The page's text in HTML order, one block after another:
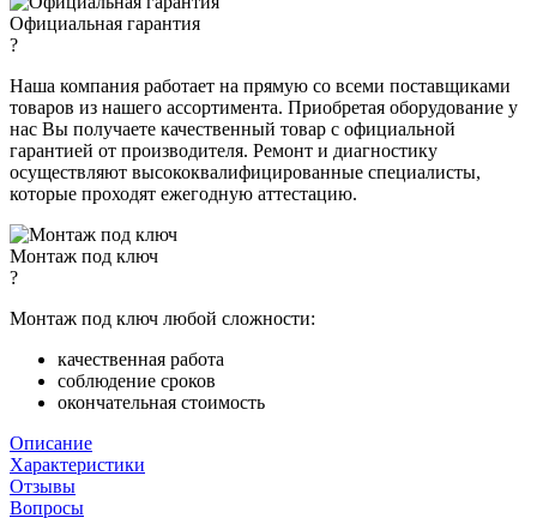
Официальная гарантия
?
Наша компания работает на прямую со всеми поставщиками
товаров из нашего ассортимента. Приобретая оборудование у
нас Вы получаете качественный товар с официальной
гарантией от производителя. Ремонт и диагностику
осуществляют высококвалифицированные специалисты,
которые проходят ежегодную аттестацию.
Монтаж под ключ
?
Монтаж под ключ любой сложности:
качественная работа
соблюдение сроков
окончательная стоимость
Описание
Характеристики
Отзывы
Вопросы